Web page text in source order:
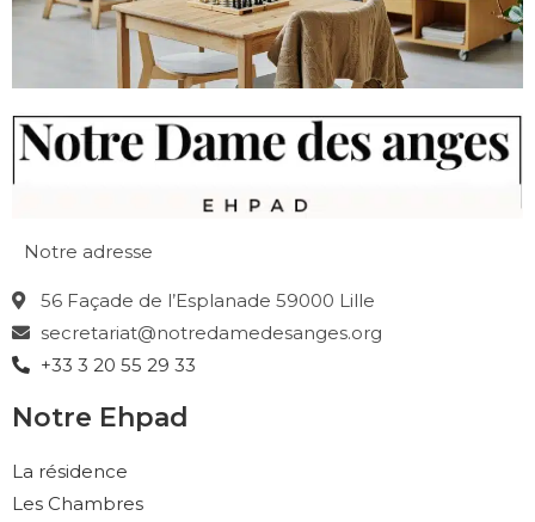
Notre adresse
56 Façade de l’Esplanade 59000 Lille
secretariat@notredamedesanges.org
+33 3 20 55 29 33
Notre Ehpad
La résidence
Les Chambres